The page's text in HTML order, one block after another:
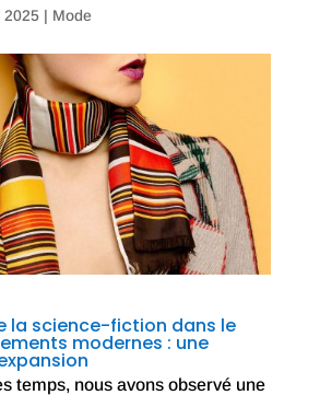
2025| Mode
la science-fiction dans le
modernes : une
temps, nous avons observé une